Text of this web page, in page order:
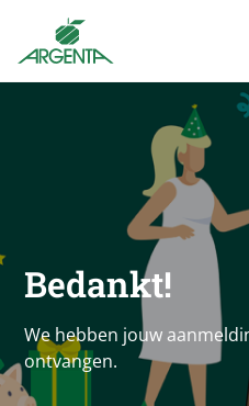
Ga naar de
hoofdinhoud
Bedankt!
We hebben jouw
ontvangen.